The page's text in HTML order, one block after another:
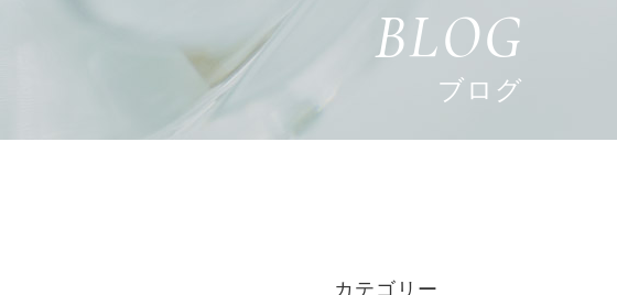
BLOG
ブログ
カテゴリー